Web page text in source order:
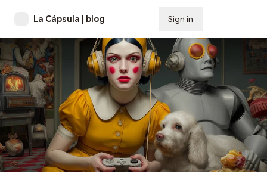
La Cápsula | blog Sign in